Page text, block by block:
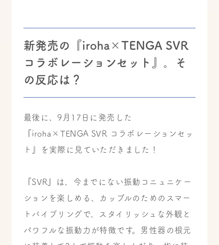
新発売の『iroha×TENGA SVR
コラボレーションセット』
そ
の反応は？
最後に、9月17日に発売した
『iroha×TENGA SVR コラボレーションセッ
ト』を実際に見ていただきました！
『SVR』は、今までにない振動コニュニケー
ションを楽しめる、カップルのためのスマー
トバイブリングで、スタイリッシュな外観と
パワフルな振動力が特徴です。男性器の根元